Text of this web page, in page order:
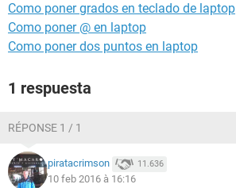
Como poner grados en teclado de laptop
Como poner @ en laptop
Como poner dos puntos en laptop
1 respuesta
RÉPONSE 1 / 1
piratacrimson 11.636
10 feb 2016 à 16:16